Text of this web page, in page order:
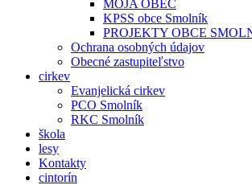
MOJA OBEC
KPSS obce Smolník
PROJEKTY OBCE
Ochrana osobných údajov
Obecné zastupiteľstvo
cirkev
Evanjelická cirkev
PCO Smolník
RKC Smolník
škola
lesy
Kontakty
cintorín